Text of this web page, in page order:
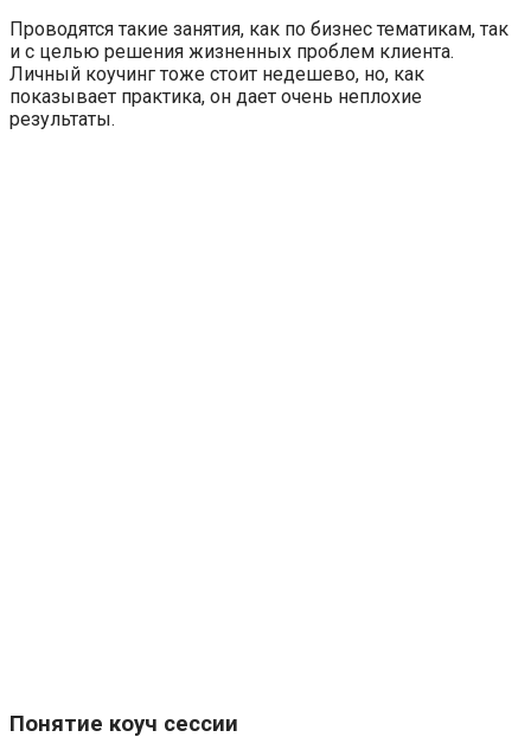
Проводятся такие занятия, как по бизнес тематикам, так
и с целью решения жизненных проблем клиента.
Личный коучинг тоже стоит недешево, но, как
показывает практика, он дает очень неплохие
результаты.
Понятие коуч сессии